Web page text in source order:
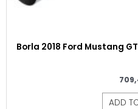
Borla 2018 Ford Mustang
ADD